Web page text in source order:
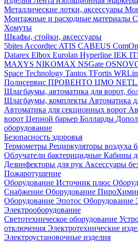
Металлические лотки, аксессуары
Монтажные и расходные материалы
Хомуты
Шкафы, стойки, аксессуары
5bites Accordtec ATIS CABEUS
Datarex Elbox Eurolan Hyperline IEK
MAXYS NIKOMAX NSGate
Space Technology Tantos TFortis
Полисервис ПРОВЕНТО ЦМО
Шлагбаумы, автоматика для ворот,
Шлагбаумы, комплекты Автоматика
Автоматика для секционных ворот
ворот Цепной барьер Болларды
оборудование
Безопасность здоровья
Термометры Рециркуляторы воздуха
Облучатели бактерицидные Кабины
Дезинфекторы для рук Аксессуары
Пожаротушение
Оборудование Источник плюс
Снабжение Оборудование
Оборудование Эпотос
Электрооборудование
Светотехническое оборудование
отключения Электротехнические
Электроустановочные изделия